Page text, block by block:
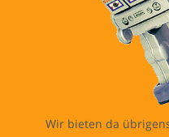
Wir bieten da